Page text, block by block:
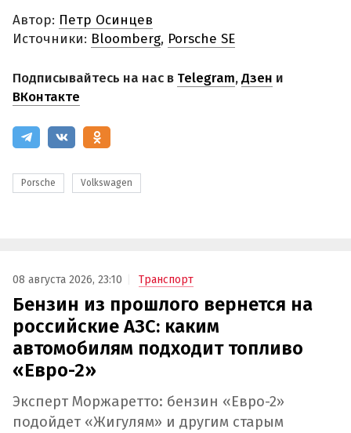
Автор: Петр Осинцев
Источники: Bloomberg, Porsche SE
Подписывайтесь на нас в Telegram,Дзен и
ВКонтакте
Porsche Volkswagen
08 августа 2026, 23:10 Транспорт
Бензин из прошлого вернется на
российские АЗС: каким
автомобилям подходит топливо
«Евро-2»
Эксперт Моржаретто: бензин «Евро-2»
подойдет «Жигулям» и другим старым